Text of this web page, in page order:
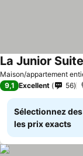
Maison/appartement
La Junior Suite
9,1 Excellent 56
Sélectionnez
les prix exacts